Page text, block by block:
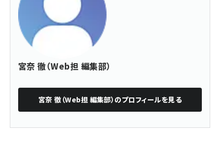
宮奈 徹（Web担 編集部）
宮奈 徹（Web担 編集部） のプロフィールを見る